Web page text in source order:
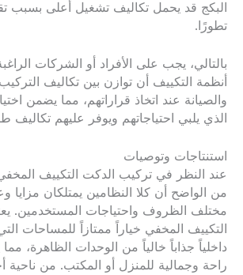
البكج قد يحمل تكاليف تشغيل أعلى بسبب
تطورًا.
بالتالي، يجب على الأفراد أو الشركات
أنظمة التكييف أن توازن بين تكاليف
والصيانة عند اتخاذ قراراتهم، مما يضمن
الذي يلبي احتياجاتهم ويوفر عليهم تكاليف
استنتاجات وتوصيات
عند النظر في تركيب الدكت التكييف المخفي
من الواضح أن كلا النظامين يمتلكان مزايا
مختلف الظروف واحتياجات المستخدمين.
التكييف المخفي خياراً ممتازاً للمساحات
داخلياً جذاباً خالياً من الوحدات الظاهرة، مما
راحة وجمالية للمنزل أو المكتب. من ناحية